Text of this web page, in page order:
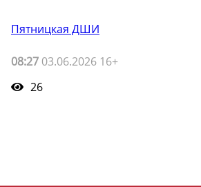
Пятницкая ДШИ
08:27 03.06.2026 16+
26